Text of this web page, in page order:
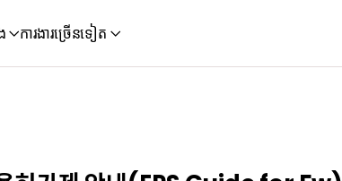
ការងារច្រើនទៀត